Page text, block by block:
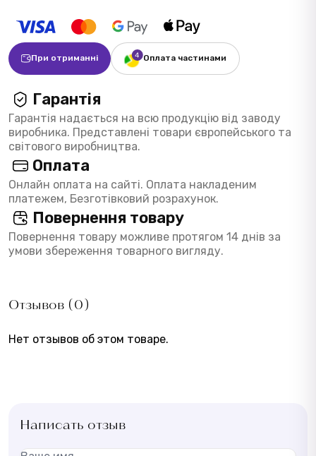
При отриманні Оплата частинами
Гарантія
Гарантія надається на всю продукцію від заводу
виробника. Представлені товари європейського та
світового виробництва.
Оплата
Онлайн оплата на сайті. Оплата накладеним
платежем, Безготівковий розрахунок.
Повернення товару
Повернення товару можливе протягом 14 днів за
умови збереження товарного вигляду.
Отзывов (0)
Нет отзывов об этом товаре.
Написать отзыв